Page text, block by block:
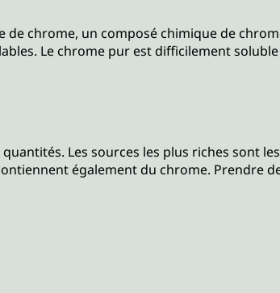
chrome, un composé chimique de
Le chrome pur est difficilement
Les sources les plus riches sont
également du chrome. Prendre